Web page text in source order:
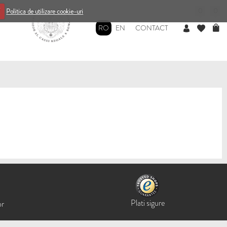
Politica de utilizare cookie-uri
RO EN CONTACT
Plati sigure